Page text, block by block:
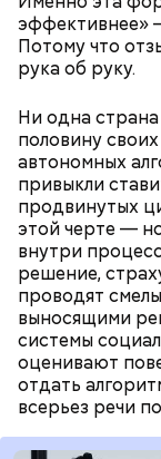
эффективнее»
Потому что
рука об руку.
Ни одна
половину
автономных
привыкли
продвинутых
этой черте —
внутри
решение,
проводят
выносящими
системы
оценивают
отдать
всерьез речи